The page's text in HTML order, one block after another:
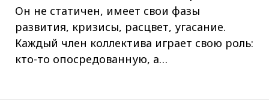
Он не статичен, имеет свои фазы
развития, кризисы, расцвет, угасание.
Каждый член коллектива играет свою роль:
кто-то опосредованную, а…